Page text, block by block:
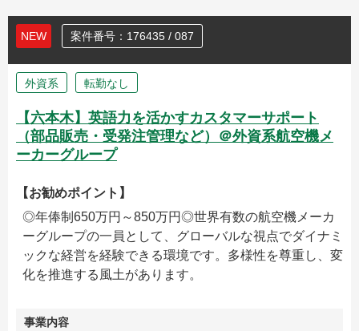
NEW 案件番号：176435 / 087
外資系 転勤なし
【六本木】英語力を活かすカスタマーサポート
（部品販売・受発注管理など）＠外資系航空機メ
ーカーグループ
【お勧めポイント】
◎年俸制650万円～850万円◎世界有数の航空機メーカ
ーグループの一員として、グローバルな視点でダイナミ
ックな経営を経験できる環境です。多様性を尊重し、変
化を推進する風土があります。
事業内容